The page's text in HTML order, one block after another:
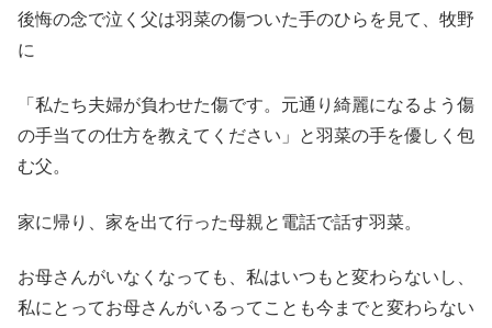
後悔の念で泣く父は羽菜の傷ついた手のひらを見て、牧野
に
「私たち夫婦が負わせた傷です。元通り綺麗になるよう傷
の手当ての仕方を教えてください」と羽菜の手を優しく包
む父。
家に帰り、家を出て行った母親と電話で話す羽菜。
お母さんがいなくなっても、私はいつもと変わらないし、
私にとってお母さんがいるってことも今までと変わらない